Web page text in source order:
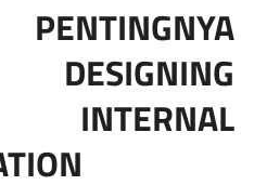
DESIGNING
INTERNAL